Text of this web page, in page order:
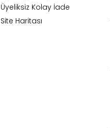
Üyeliksiz Kolay İade
Site Haritası